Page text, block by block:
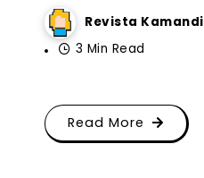
Revista Kamandi
3 Min Read
Read More